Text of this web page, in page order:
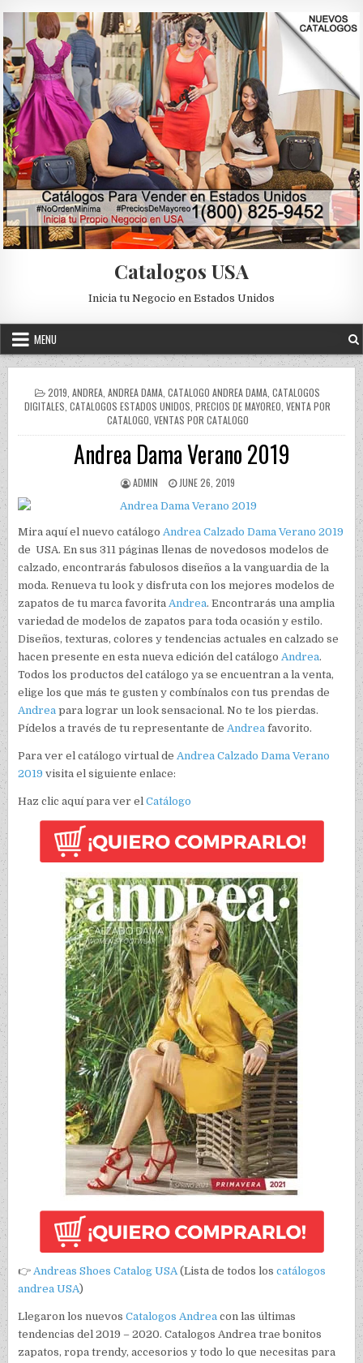
Catalogos USA
Inicia tu Negocio en Estados Unidos
MENU
POSTED IN
2019, ANDREA, ANDREA DAMA, CATALOGO ANDREA DAMA, CATALOGOS
DIGITALES, CATALOGOS ESTADOS UNIDOS, PRECIOS DE MAYOREO, VENTA POR
CATALOGO, VENTAS POR CATALOGO
Andrea Dama Verano 2019
AUTHOR:
ADMIN PUBLISHED DATE:
JUNE 26, 2019
Mira aquí el nuevo catálogoAndrea Calzado Dama Verano 2019
de USA. En sus 311 páginas llenas de novedosos modelos de
calzado, encontrarás fabulosos diseños a la vanguardia de la
moda. Renueva tu look y disfruta con los mejores modelos de
zapatos de tu marca favoritaAndrea. Encontrarás una amplia
variedad de modelos de zapatos para toda ocasión y estilo.
Diseños, texturas, colores y tendencias actuales en calzado se
hacen presente en esta nueva edición del catálogoAndrea.
Todos los productos del catálogo ya se encuentran a la venta,
elige los que más te gusten y combínalos con tus prendas de
Andrea para lograr un look sensacional. No te los pierdas.
Pídelos a través de tu representante deAndrea favorito.
Para ver el catálogo virtual deAndrea Calzado Dama Verano
2019 visita el siguiente enlace:
Haz clic aquí para ver elCatálogo
👉Andreas Shoes Catalog USA(Lista de todos loscatálogos
andrea USA)
Llegaron los nuevosCatalogos Andrea con las últimas
tendencias del 2019 – 2020. Catalogos Andrea trae bonitos
zapatos, ropa trendy, accesorios y todo lo que necesitas para